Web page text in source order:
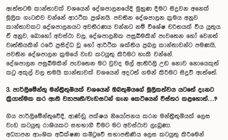
ඇත්තටම කාන්තාවක් වශයෙන් දේශපාලනයේදී මුහුණ දීමට සිදුවන අනෙක්
මූලික ගැටළුව වන්නේ ආරථික ප්‍රශ්නයි. පවතින දේශපාලන ක්‍රමය අනුව
කාන්තාවකට දේශපාලනයට අවතීරණය වන්නට නම් විශේෂ චරිතයක් විය යුතුය.
ඒ අනුව, බොහෝ අවස්ථා වල, දේශපාලනික පසුබිමකින් පැවතෙන හෝ වෙනත්
වෘත්තියකින් රටේ ප්‍රසිද්ධ වූ හෝ ආර්ථික ශක්තිය ප්‍රබල කාන්තාවන්ට පමණයි,
පවතින දේශපාලන ක්‍රමයේ වැඩ කටයුතු කිරීමට හැකි වන්නේ.
දේශපාලන පසුබිමකින් පැවතෙන මට වුවද මල් ඇතිරිලි උඩ නොව නොයෙකුත්
කටු අකුල් වල තමයි කාන්තාවක් වශයෙන් අදටත් ගමන් කිරීමට සිදුවී ඇත්තේ.
3. පාර්ලිමේන්තු මන්ත්‍රීතුමියක් වශයෙන් ඔබතුමියගේ මූලිකත්වය යටතේ දැනට
ක්‍රියාත්මක කර ඇති ව්‍යාපෘති/වැඩසටන් ගැන කෙටියෙන් විස්තර කළහොත්…?
ගිය පාර්ලිමේන්තුවේදී, ආණ්ඩු පක්ෂය නියෝජනය කරන මන්ත්‍රීතුමියක් ලෙස
වැඩ කටයුතු රාශියකට සහභාගී වීමට මට අවස්ථාව ලැබුණා.
අධ්‍යාපන ආංශික අධීක්ෂණ කමිටුවේ සභාපතිණිය ලෙස කටයුතු කිරීමෙන්